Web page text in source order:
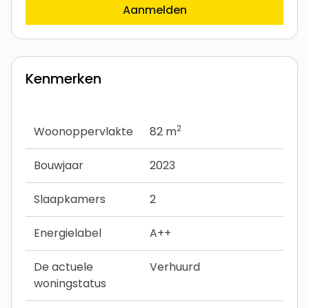
Aanmelden
Kenmerken
Woonoppervlakte 82 m2
Bouwjaar 2023
Slaapkamers 2
Energielabel A++
De actuele
woningstatus
Verhuurd